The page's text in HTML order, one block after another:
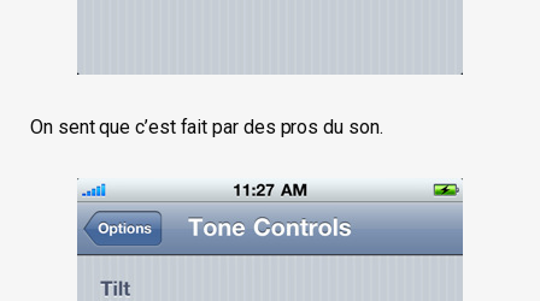
On sent que c’est fait par des pros du son.